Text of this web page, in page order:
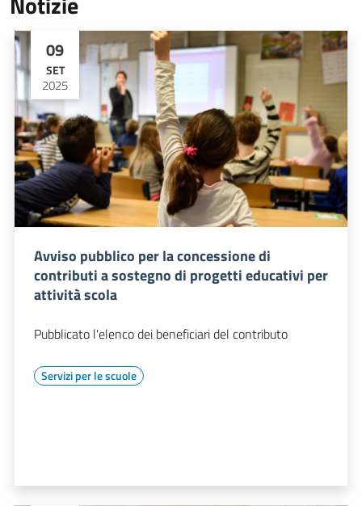
09
SET
2025
Avviso pubblico per la concessione di
contributi a sostegno di progetti educativi per
attività scola
Pubblicato l'elenco dei beneficiari del contributo
Servizi per le scuole